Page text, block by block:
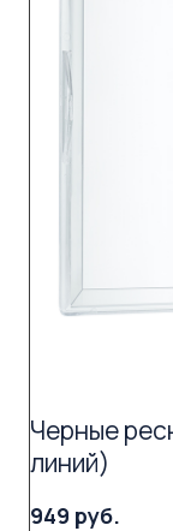
Черные
линий)
949 руб.